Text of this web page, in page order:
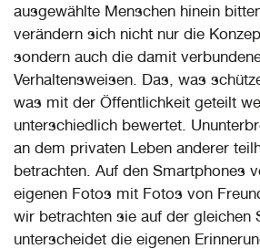
ausgewählte Menschen hinein
verändern sich nicht nur die
sondern auch die damit
Verhaltensweisen. Das, was
was mit der Öffentlichkeit geteilt
unterschiedlich bewertet.
an dem privaten Leben anderer
betrachten. Auf den Smartphones
eigenen Fotos mit Fotos von
wir betrachten sie auf der gleichen
unterscheidet die eigenen